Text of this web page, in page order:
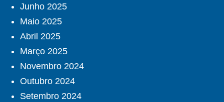
Junho 2025
Maio 2025
Abril 2025
Março 2025
Novembro 2024
Outubro 2024
Setembro 2024